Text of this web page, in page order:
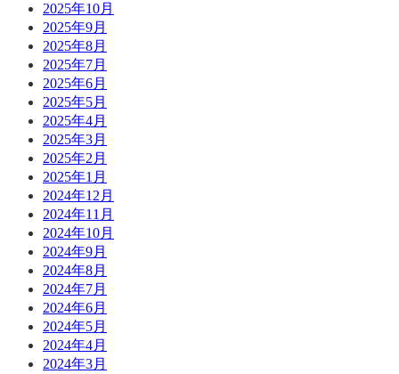
2025年10月
2025年9月
2025年8月
2025年7月
2025年6月
2025年5月
2025年4月
2025年3月
2025年2月
2025年1月
2024年12月
2024年11月
2024年10月
2024年9月
2024年8月
2024年7月
2024年6月
2024年5月
2024年4月
2024年3月